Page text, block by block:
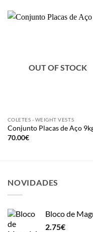
OUT OF STOCK
COLETES - WEIGHT VESTS
Conjunto Placas de Aço
70.00€
NOVIDADES
Bloco de
2.75€